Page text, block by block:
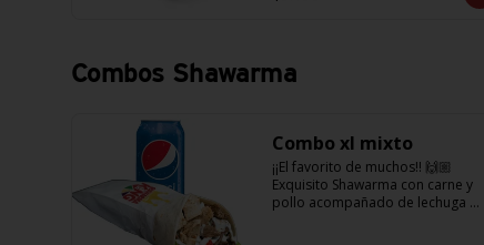
Combos Shawarma
Combo xl mixto
¡¡El favorito de muchos!! 🙌🏼
Exquisito Shawarma con carne y
pollo acompañado de lechuga